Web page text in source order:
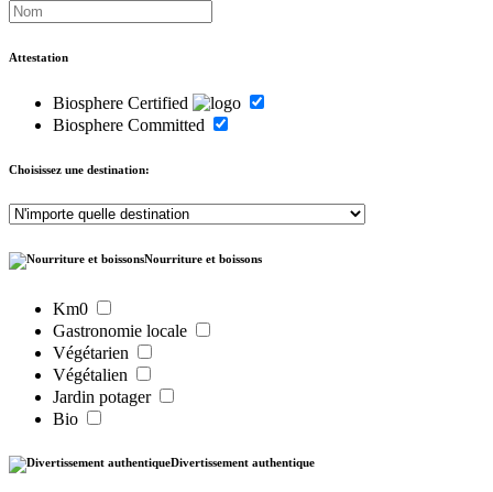
Attestation
Biosphere Certified
Biosphere Committed
Choisissez une destination:
Nourriture et boissons
Km0
Gastronomie locale
Végétarien
Végétalien
Jardin potager
Bio
Divertissement authentique